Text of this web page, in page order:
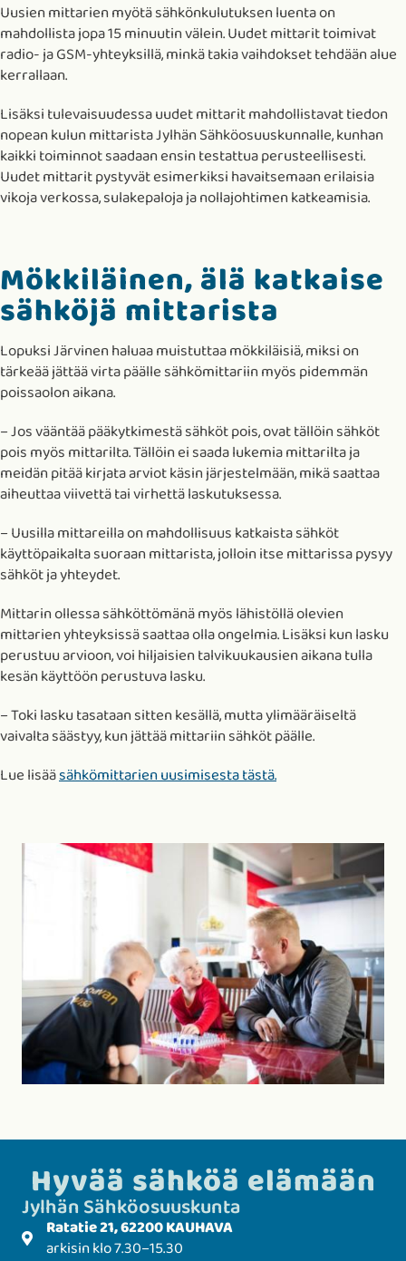
Uusien mittarien myötä sähkönkulutuksen luenta on
mahdollista jopa 15 minuutin välein. Uudet mittarit toimivat
radio- ja GSM-yhteyksillä, minkä takia vaihdokset tehdään alue
kerrallaan.
Lisäksi tulevaisuudessa uudet mittarit mahdollistavat tiedon
nopean kulun mittarista Jylhän Sähköosuuskunnalle, kunhan
kaikki toiminnot saadaan ensin testattua perusteellisesti.
Uudet mittarit pystyvät esimerkiksi havaitsemaan erilaisia
vikoja verkossa, sulakepaloja ja nollajohtimen katkeamisia.
Mökkiläinen, älä katkaise
sähköjä mittarista
Lopuksi Järvinen haluaa muistuttaa mökkiläisiä, miksi on
tärkeää jättää virta päälle sähkömittariin myös pidemmän
poissaolon aikana.
– Jos vääntää pääkytkimestä sähköt pois, ovat tällöin sähköt
pois myös mittarilta. Tällöin ei saada lukemia mittarilta ja
meidän pitää kirjata arviot käsin järjestelmään, mikä saattaa
aiheuttaa viivettä tai virhettä laskutuksessa.
– Uusilla mittareilla on mahdollisuus katkaista sähköt
käyttöpaikalta suoraan mittarista, jolloin itse mittarissa pysyy
sähköt ja yhteydet.
Mittarin ollessa sähköttömänä myös lähistöllä olevien
mittarien yhteyksissä saattaa olla ongelmia. Lisäksi kun lasku
perustuu arvioon, voi hiljaisien talvikuukausien aikana tulla
kesän käyttöön perustuva lasku.
– Toki lasku tasataan sitten kesällä, mutta ylimääräiseltä
vaivalta säästyy, kun jättää mittariin sähköt päälle.
Lue lisääsähkömittarien uusimisesta tästä.
Hyvää sähköä elämään
Jylhän Sähkö­­osuuskunta
Ratatie 21, 62200 KAUHAVA
arkisin klo 7.30–15.30